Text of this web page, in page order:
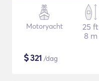
Motoryacht
25 ft
8 m
$321 /dag